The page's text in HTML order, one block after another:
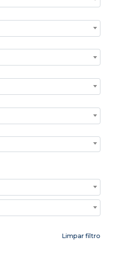
emergenciais
Limpar filtro